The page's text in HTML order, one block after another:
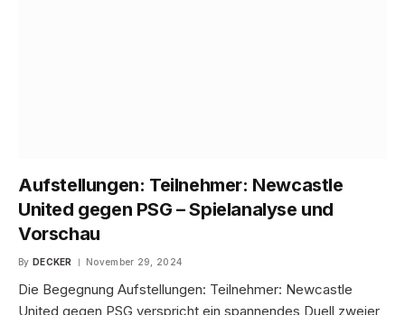
Aufstellungen: Teilnehmer: Newcastle
United gegen PSG – Spielanalyse und
Vorschau
By DECKER November 29, 2024
Die Begegnung Aufstellungen: Teilnehmer: Newcastle
United gegen PSG verspricht ein spannendes Duell zweier